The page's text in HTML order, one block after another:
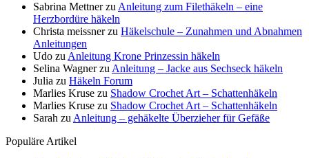
Sabrina Mettnerzu Anleitung zum Filethäkeln – eine
Herzbordüre häkeln
Christa meissnerzu Häkelschule – Zunahmen und Abnahmen
Anleitungen
Udo zu Anleitung Krone Prinzessin häkeln
Selina Wagnerzu Anleitung – Jacke aus Sechseck häkeln
Julia zu Häkeln Forum
Marlies Kruse zu Shadow Crochet Art – Schattenhäkeln
Marlies Kruse zu Shadow Crochet Art – Schattenhäkeln
Sarah zu Anleitung – gehäkelte Überzieher für Gefäße
Populäre Artikel